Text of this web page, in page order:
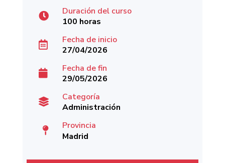

Duración del curso
100 horas

Fecha de inicio
27/04/2026

Fecha de fin
29/05/2026

Categoría
Administración

Provincia
Madrid